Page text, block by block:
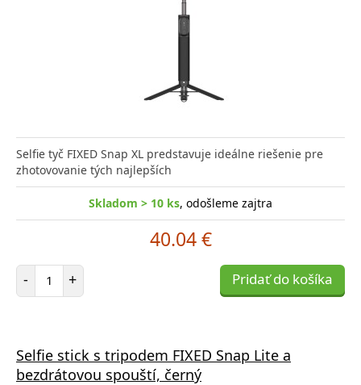
Selfie tyč FIXED Snap XL predstavuje ideálne riešenie pre
zhotovovanie tých najlepších
Skladom > 10 ks, odošleme zajtra
40.04 €
- Počet položiek
+ Pridať do košíka
Selfie stick s tripodem FIXED Snap Lite a
bezdrátovou spouští, černý